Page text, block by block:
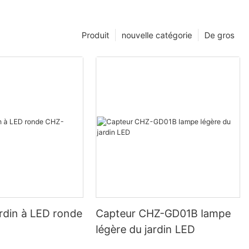
De gros
nouvelle catégorie
Produit
à LED ronde
Capteur CHZ-GD01B lampe
légère du jardin LED